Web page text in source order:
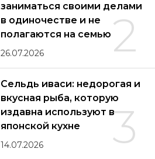
2
заниматься своими делами
в одиночестве и не
полагаются на семью
26.07.2026
3
Сельдь иваси: недорогая и
вкусная рыба, которую
издавна используют в
японской кухне
14.07.2026